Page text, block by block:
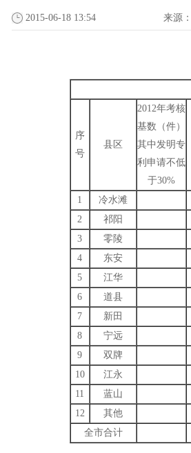
2015-06-18 13:54 来源：
序
号
县区
2012年考核
基数（件）
其中发明专
利申请不低
于30%
1 冷水滩
2
祁阳
3
零陵
4
东安
5
江华
6
道县
7
新田
8
宁远
9
双牌
10
江永
11
蓝山
12
其他
全市合计